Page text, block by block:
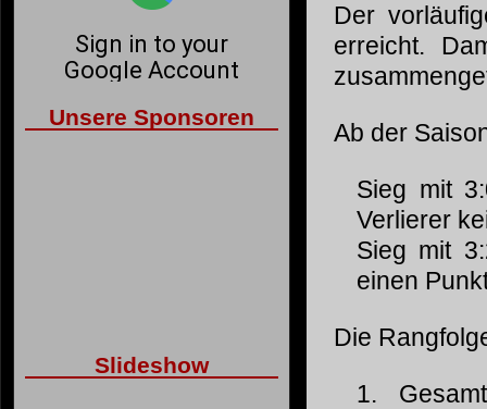
Der
erreicht.
Ab der
Sieg mit
Verlierer
Sieg mit
einen
Die
1.
Unsere Sponsoren
Slideshow